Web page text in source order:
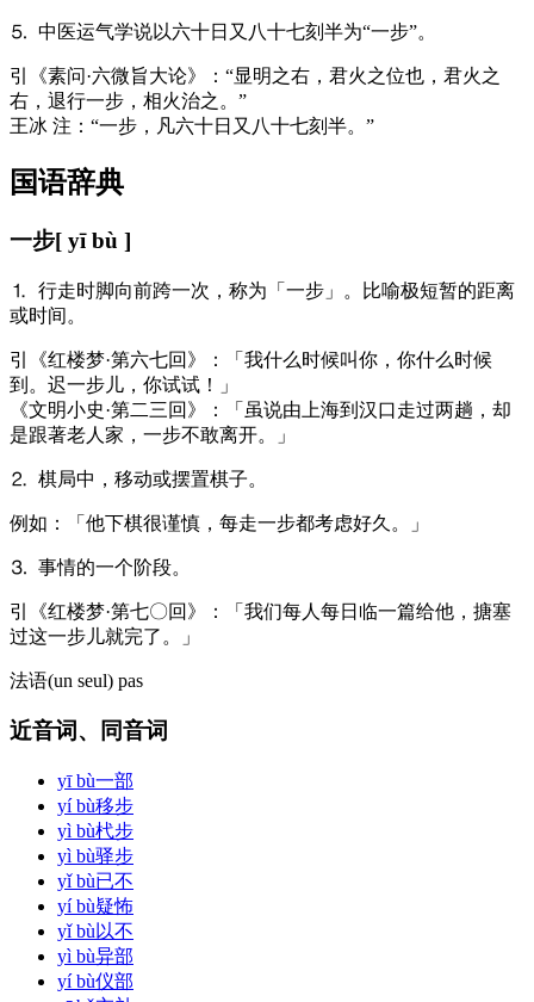
⒌ 中医运气学说以六十日又八十七刻半为“一步”。
引
《素问·六微旨大论》：“显明之右，君火之位也，君火之
右，退行一步，相火治之。”
王冰 注：“一步，凡六十日又八十七刻半。”
国语辞典
一步[ yī bù ]
⒈ 行走时脚向前跨一次，称为「一步」。比喻极短暂的距离
或时间。
引
《红楼梦·第六七回》：「我什么时候叫你，你什么时候
到。迟一步儿，你试试！」
《文明小史·第二三回》：「虽说由上海到汉口走过两趟，却
是跟著老人家，一步不敢离开。」
⒉ 棋局中，移动或摆置棋子。
例如：「他下棋很谨慎，每走一步都考虑好久。」
⒊ 事情的一个阶段。
引
《红楼梦·第七〇回》：「我们每人每日临一篇给他，搪塞
过这一步儿就完了。」
法语(un seul)​ pas
近音词、同音词
yī bù一部
yí bù移步
yì bù杙步
yì bù驿步
yǐ bù已不
yí bù疑怖
yǐ bù 以不
yì bù异部
yí bù仪部